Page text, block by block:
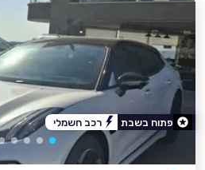
פתוח בשבת רכב חשמלי